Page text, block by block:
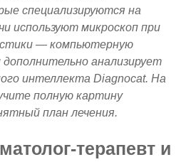
специализируются на
используют микроскоп при
— компьютерную
анализирует
интеллекта Diagnocat. На
полную картину
план лечения.
и